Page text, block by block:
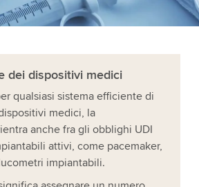
dei dispositivi medici
qualsiasi sistema efficiente di
medici, la
anche fra gli obblighi UDI
attivi, come pacemaker,
impiantabili.